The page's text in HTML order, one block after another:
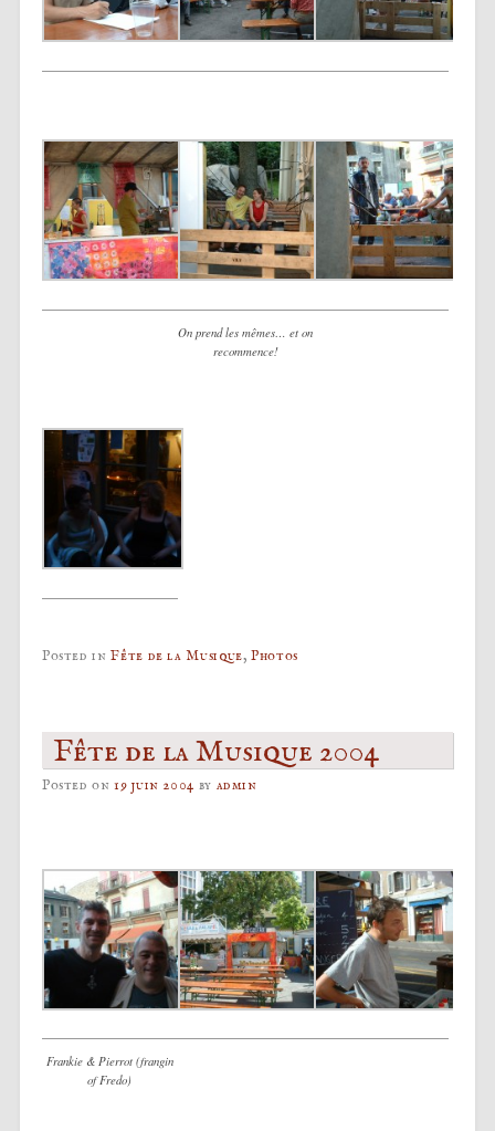
On prend les mêmes… et on
recommence!
Posted inFête de la Musique,Photos
Fête de la Musique 2004
Posted on19 juin 2004 by admin
Frankie & Pierrot (frangin
of Fredo)